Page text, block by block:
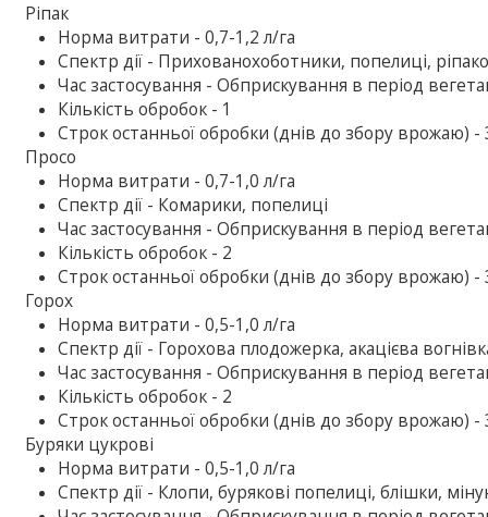
Ріпак
Норма витрати - 0,7-1,2 л/га
Спектр дії - Прихованохоботники, попелиці,
Час застосування - Обприскування в період
Кількість обробок - 1
Строк останньої обробки (днів до збору врожаю) -
Просо
Норма витрати - 0,7-1,0 л/га
Спектр дії - Комарики, попелиці
Час застосування - Обприскування в період
Кількість обробок - 2
Строк останньої обробки (днів до збору врожаю) -
Горох
Норма витрати - 0,5-1,0 л/га
Спектр дії - Горохова плодожерка, акацієва
Час застосування - Обприскування в період
Кількість обробок - 2
Строк останньої обробки (днів до збору врожаю) -
Буряки цукрові
Норма витрати - 0,5-1,0 л/га
Спектр дії - Клопи, бурякові попелиці, блішки,